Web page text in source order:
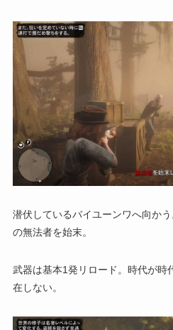
潜伏しているバイユーンワへ向か
の無法者を始末。
武器は基本1発リロード。時代が時
在しない。